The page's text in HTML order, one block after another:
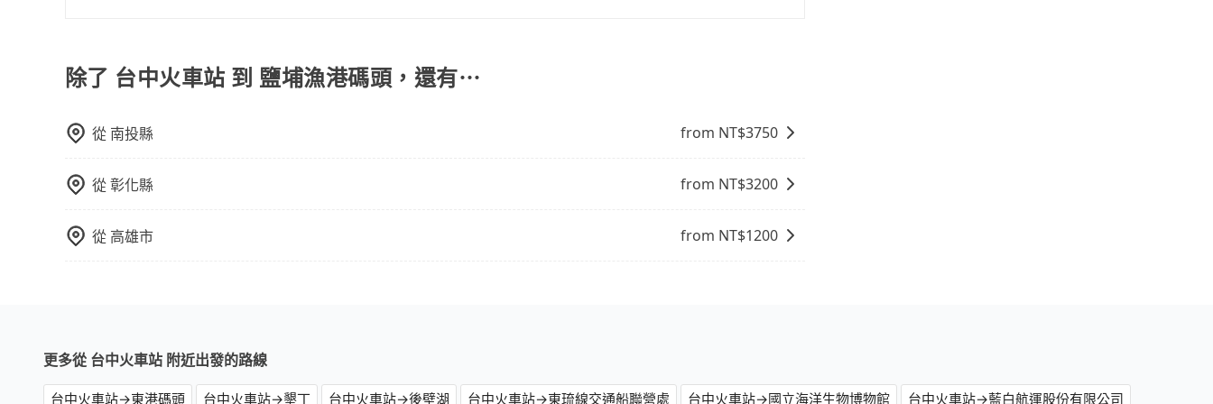
能用更少的司機來服務更多的旅客，意味著使用到不熟悉的司機或者轉單給其他車行的情況比同行更低，如此便
反應在服務品質的控管會更佳。但tripool網站上的價格是動態的，一般來說越早預訂價格越優，且保證前一天中
費用，且還提供優於其他業者更彈性的取消政策，讓您在規劃行程時能更無後顧之憂。無論您是要前往市區還是
郊區，我們都可以為您提供最佳的旅遊體驗。所以，如果您正在尋找一家可靠的包車公司，tripool旅步絕對是您
除了 台中火車站 到 鹽埔漁港碼頭，還有⋯
從 南投縣 from NT$3750
從彰化縣 from NT$3200
從 高雄市 from NT$1200
更多從 台中火車站 附近出發的路線
台中火車站→東港碼頭 台中火車站→墾丁 台中火車站→後壁湖 台中火車站→東琉線交通船聯營處 台中火車站→國立海洋生物博物館 台中火車站→藍白航運股份有限公司